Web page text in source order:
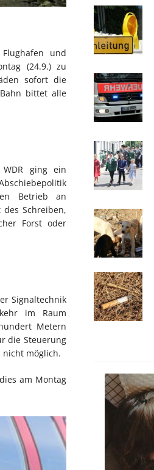
und
(24.9.) zu
sofort die
bittet alle
ging ein
Betrieb an
Schreiben,
Forst oder
Signaltechnik
im Raum
Metern
die Steuerung
möglich.
am Montag